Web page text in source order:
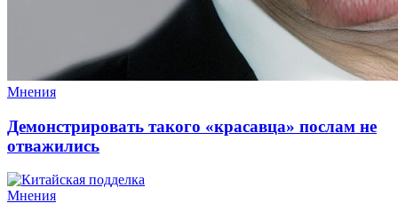
Мнения
Демонстрировать такого «красавца» послам не
отважились
Мнения